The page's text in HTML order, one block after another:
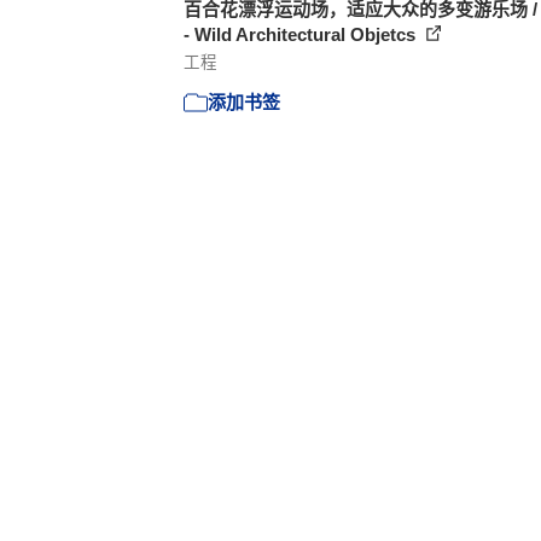
百合花漂浮运动场，适应大众的多变游乐场
- Wild Architectural Objetcs
工程
添加书签